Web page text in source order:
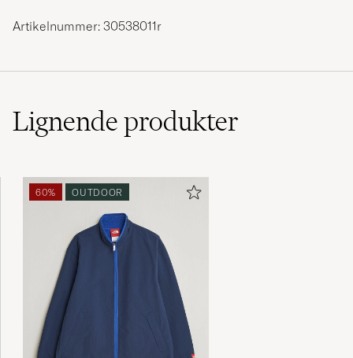
Artikelnummer: 30538011r
Lignendeprodukter
60% OUTDOOR